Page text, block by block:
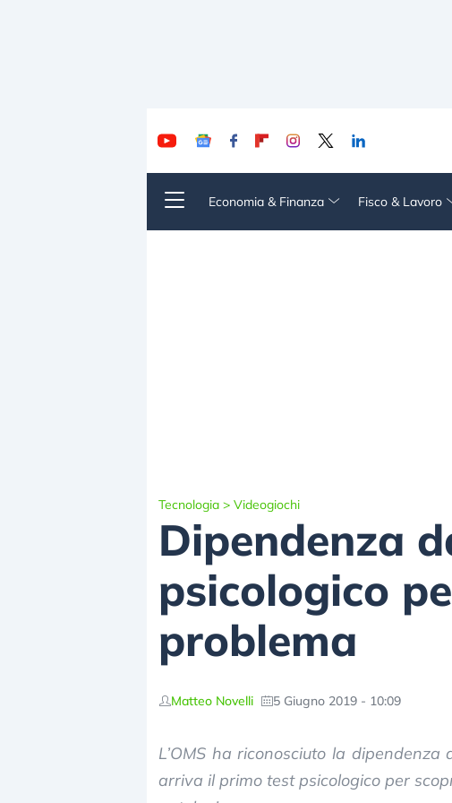
Economia & Finanza Fisco & Lavoro
Tecnologia > Videogiochi
Dipendenza
psicologico
problema
Matteo Novelli 5 Giugno 2019 - 10:09
L’OMS ha riconosciuto la
arriva il primo test psicologico per